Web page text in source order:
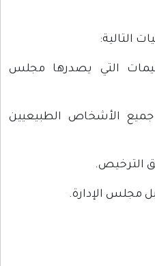
التالية:
التي يصدرها مجلس
جميع الأشخاص الطبيعيين